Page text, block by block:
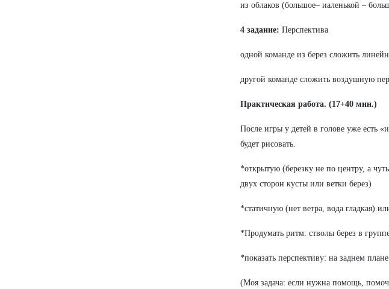
из облаков (большое– иаленькой –
4 задание: Перспектива
одной команде из берез сложить
другой команде сложить воздушную
Практическая работа. (17+40 мин.)
После игры у детей в голове уже есть
будет рисовать.
*открытую (березку не по центру, а
двух сторон кусты или ветки берез)
*статичную (нет ветра, вода гладкая)
*Продумать ритм: стволы берез в
*показать перспективу: на заднем
(Моя задача: если нужна помощь,